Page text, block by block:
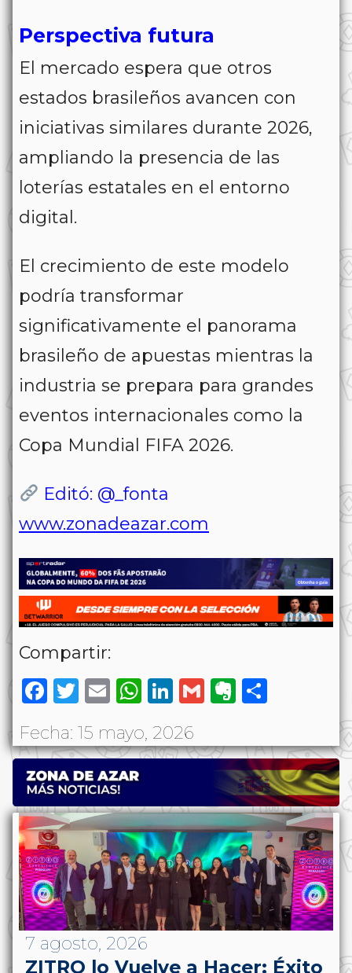
Perspectiva futura
El mercado espera que otros
estados brasileños avancen con
iniciativas similares durante 2026,
ampliando la presencia de las
loterías estatales en el entorno
digital.
El crecimiento de este modelo
podría transformar
significativamente el panorama
brasileño de apuestas mientras la
industria se prepara para grandes
eventos internacionales como la
Copa Mundial FIFA 2026.
Editó: @_fonta
www.zonadeazar.com
Compartir:
Facebook
Twitter
EmailWhatsApp
LinkedIn
GmailEvernote
Fecha: 15 mayo, 2026
7 agosto, 2026
ZITRO lo Vuelve a Hacer: Éxito